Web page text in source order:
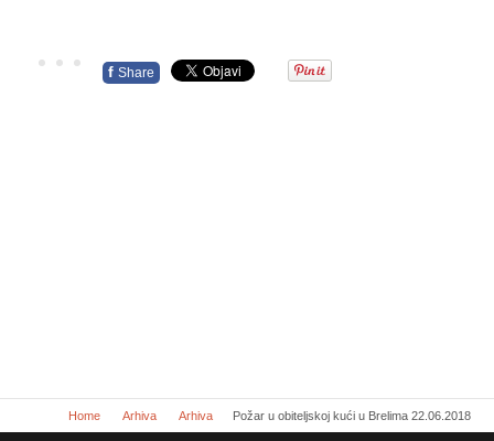
f Share
Home Arhiva Arhiva Požar u obiteljskoj kući u Brelima 22.06.2018